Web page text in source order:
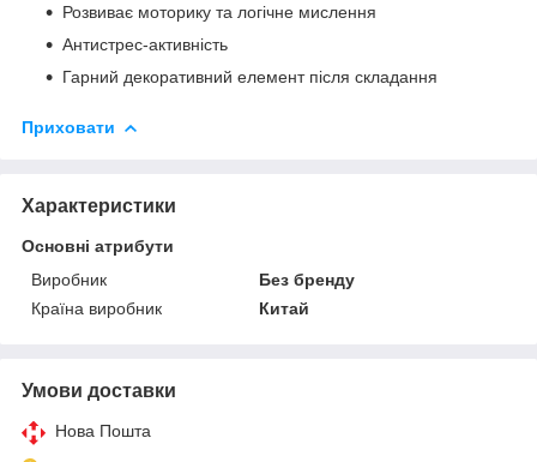
Розвиває моторику та логічне мислення
Антистрес-активність
Гарний декоративний елемент після складання
Приховати
Характеристики
Основні атрибути
Виробник
Без бренду
Країна виробник
Китай
Умови доставки
Нова Пошта